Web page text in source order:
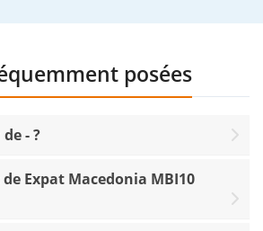
posées
- ?
Expat Macedonia MBI10